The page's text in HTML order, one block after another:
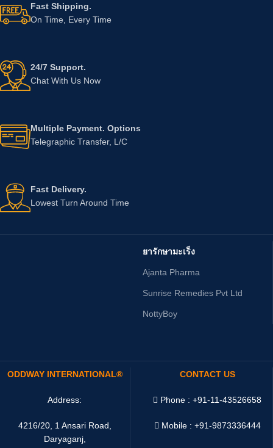
Fast Shipping.
On Time, Every Time
24/7 Support.
Chat With Us Now
Multiple Payment. Options
Telegraphic Transfer, L/C
Fast Delivery.
Lowest Turn Around Time
ยารักษามะเร็ง
Ajanta Pharma
Sunrise Remedies Pvt Ltd
NottyBoy
ODDWAY INTERNATIONAL®
Address:
4216/20, 1 Ansari Road,
Daryaganj,
CONTACT US
Phone : +91-11-43526658
Mobile : +91-9873336444